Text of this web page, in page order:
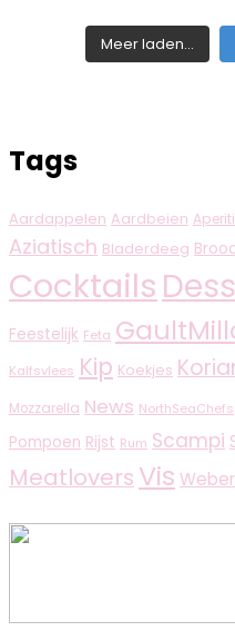
Meer laden...
Tags
Aardappelen Aardbeien
Aziatisch Bladerdeeg
Cocktails
Feestelijk Feta
Kalfsvlees Kip Koekjes
Mozzarella News NorthSeaChefs
Pompoen Rijst Rum Scampi
Meatlovers Vis